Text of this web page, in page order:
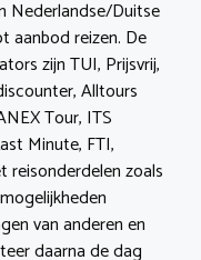
Nederlandse/Duitse
aanbod reizen. De
zijn TUI, Prijsvrij,
Alltours
Tour, ITS
Minute, FTI,
reisonderdelen zoals
van anderen en
daarna de dag